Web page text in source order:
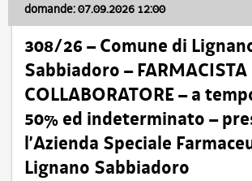
domande: 07.09.2026 12:00
308/26 – Comune di
Sabbiadoro – FARMACISTA
COLLABORATORE – a
50% ed indeterminato –
l’Azienda Speciale
Lignano Sabbiadoro